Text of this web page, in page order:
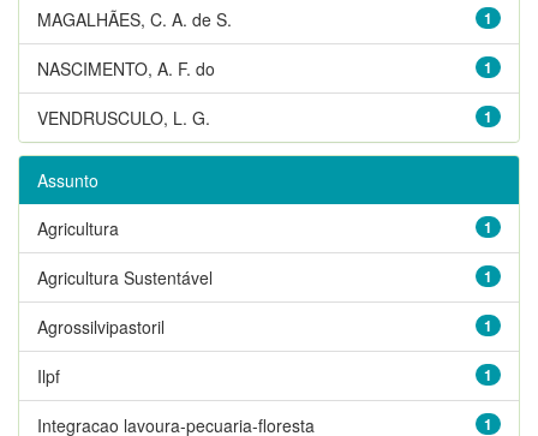
1
MAGALHÃES, C. A. de S.
1
NASCIMENTO, A. F. do
1
VENDRUSCULO, L. G.
Assunto
1
Agricultura
1
Agricultura Sustentável
1
Agrossilvipastoril
1
Ilpf
1
Integracao lavoura-pecuaria-floresta